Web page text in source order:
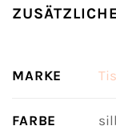
MARKE
FARBE